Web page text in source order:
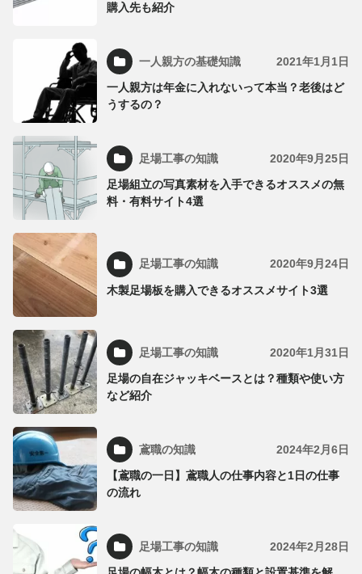
購入先も紹介
一人親方の基礎知識 2021年1月1日
一人親方は年金に入れないって本当？老後はど
うするの？
足場工事の知識 2020年9月25日
足場組立の写真素材を入手できるオススメの無
料・有料サイト4選
足場工事の知識 2020年9月24日
木製足場板を購入できるオススメサイト3選
足場工事の知識 2020年1月31日
足場の自在ジャッキベースとは？種類や使い方
など紹介
鳶職の知識 2024年2月6日
【鳶職の一日】鳶職人の仕事内容と1日の仕事
の流れ
足場工事の知識 2024年2月28日